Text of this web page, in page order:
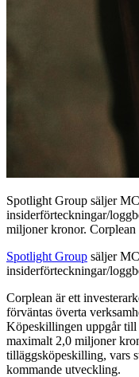
Spotlight Group säljer
insiderförteckningar/
miljoner kronor. Corplean
Spotlight Group säljer
insiderförteckningar/
Corplean är ett
förväntas överta
Köpeskillingen uppgår
maximalt 2,0 miljoner
tilläggsköpeskilling, vars
kommande utveckling.